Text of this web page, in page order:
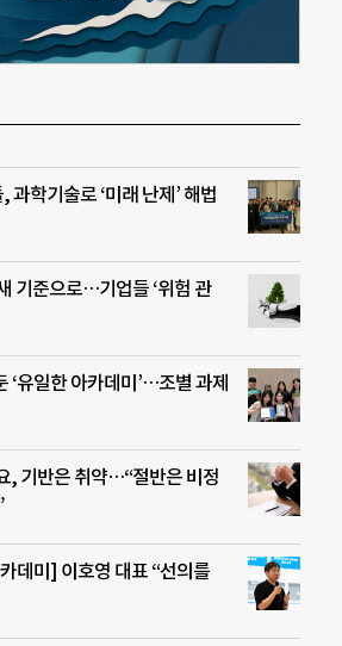
과학기술로 ‘미래 난제’ 해법
기준으로…기업들 ‘위험 관
‘유일한 아카데미’…조별 과제
, 기반은 취약…“절반은 비정
데미] 이호영 대표 “선의를